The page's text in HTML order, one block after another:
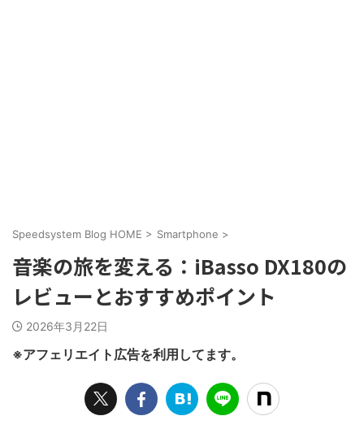
Speedsystem Blog HOME > Smartphone >
音楽の旅を変える：iBasso DX180の
レビューとおすすめポイント
2026年3月22日
※アフェリエイト広告を利用してます。